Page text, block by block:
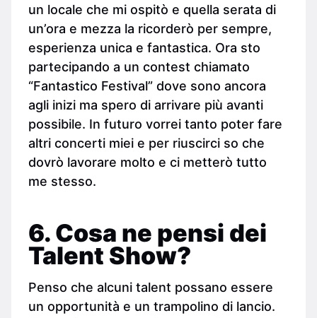
un locale che mi ospitò e quella serata di
un’ora e mezza la ricorderò per sempre,
esperienza unica e fantastica. Ora sto
partecipando a un contest chiamato
“Fantastico Festival” dove sono ancora
agli inizi ma spero di arrivare più avanti
possibile. In futuro vorrei tanto poter fare
altri concerti miei e per riuscirci so che
dovrò lavorare molto e ci metterò tutto
me stesso.
6. Cosa ne pensi dei
Talent Show?
Penso che alcuni talent possano essere
un opportunità e un trampolino di lancio.